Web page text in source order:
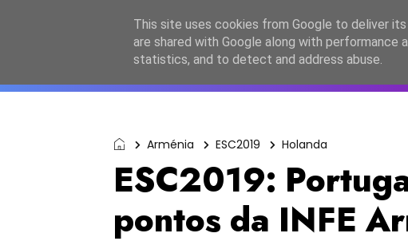
ESC2027 JESC2026 FC2026
Arménia ESC2019 Holanda
ESC2019:
pontos da INFE
This site uses cookies from Google to deliver
are shared with Google along with
statistics, and to detect and address abuse.